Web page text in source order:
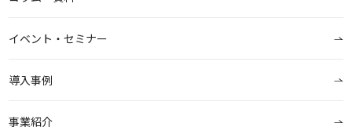
イベント・セミナー
導入事例
事業紹介